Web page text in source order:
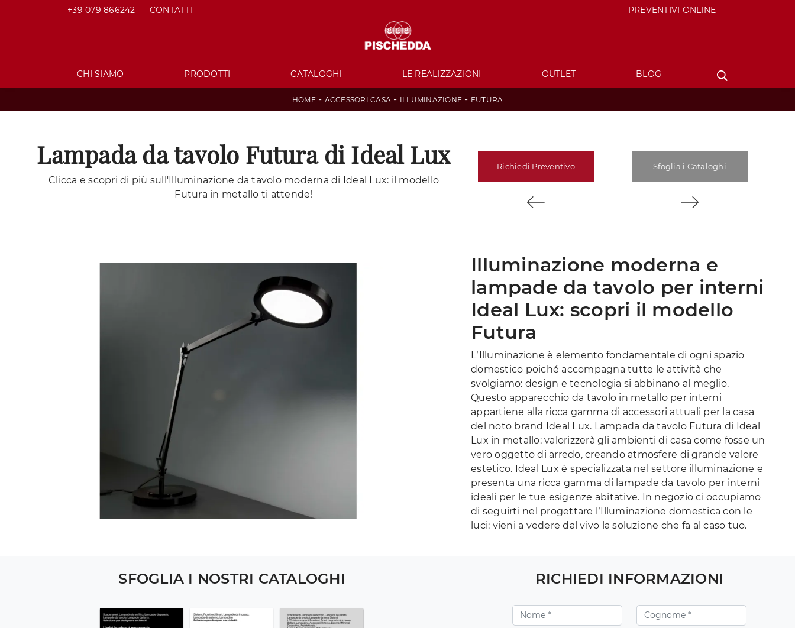
+39 079 866242 CONTATTI PREVENTIVI ONLINE
CHI SIAMO PRODOTTI CATALOGHI LE REALIZZAZIONI OUTLET BLOG
HOME- ACCESSORI CASA - ILLUMINAZIONE - FUTURA
Lampada da tavolo Futura di Ideal Lux
Clicca e scopri di più sull'Illuminazione da tavolo moderna di Ideal Lux: il modello
Futura in metallo ti attende!
Richiedi Preventivo Sfoglia i Cataloghi
Illuminazione moderna e
lampade da tavolo per interni
Ideal Lux: scopri il modello
Futura
L’Illuminazione è elemento fondamentale di ogni spazio
domestico poiché accompagna tutte le attività che
svolgiamo: design e tecnologia si abbinano al meglio.
Questo apparecchio da tavolo in metallo per interni
appartiene alla ricca gamma di accessori attuali per la casa
del noto brand Ideal Lux. Lampada da tavolo Futura di Ideal
Lux in metallo: valorizzerà gli ambienti di casa come fosse un
vero oggetto di arredo, creando atmosfere di grande valore
estetico. Ideal Lux è specializzata nel settore illuminazione e
presenta una ricca gamma di lampade da tavolo per interni
ideali per le tue esigenze abitative. In negozio ci occupiamo
di seguirti nel progettare l’Illuminazione domestica con le
luci: vieni a vedere dal vivo la soluzione che fa al caso tuo.
SFOGLIA I NOSTRI CATALOGHI RICHIEDI INFORMAZIONI